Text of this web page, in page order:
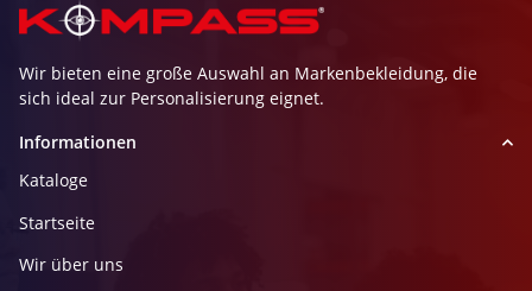
Wir bieten eine große Auswahl an Markenbekleidung, die
sich ideal zur Personalisierung eignet.
Informationen
Kataloge
Startseite
Wir über uns